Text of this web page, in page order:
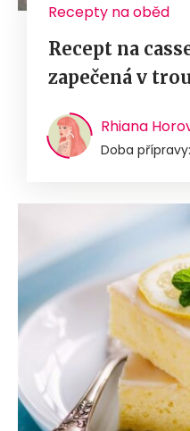
Recepty na oběd
Recept na
zapečená v
Rhiana
Doba